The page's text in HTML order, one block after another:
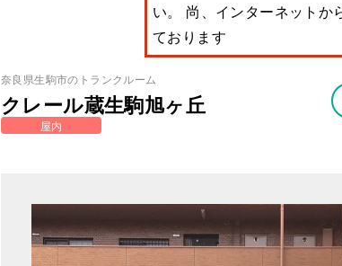
い。 尚、インターネットか
ております
奈良県生駒市のトランクルーム
クレール蔵生駒旭ヶ丘
屋内